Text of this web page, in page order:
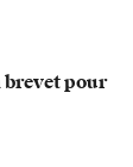
brevet pour